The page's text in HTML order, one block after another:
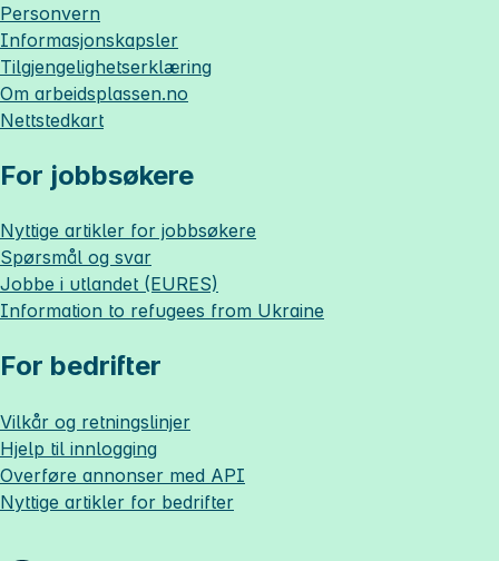
Personvern
Informasjonskapsler
Tilgjengelighetserklæring
Om arbeidsplassen.no
Nettstedkart
For jobbsøkere
Nyttige artikler for jobbsøkere
Spørsmål og svar
Jobbe i utlandet (EURES)
Information to refugees from Ukraine
For bedrifter
Vilkår og retningslinjer
Hjelp til innlogging
Overføre annonser med API
Nyttige artikler for bedrifter